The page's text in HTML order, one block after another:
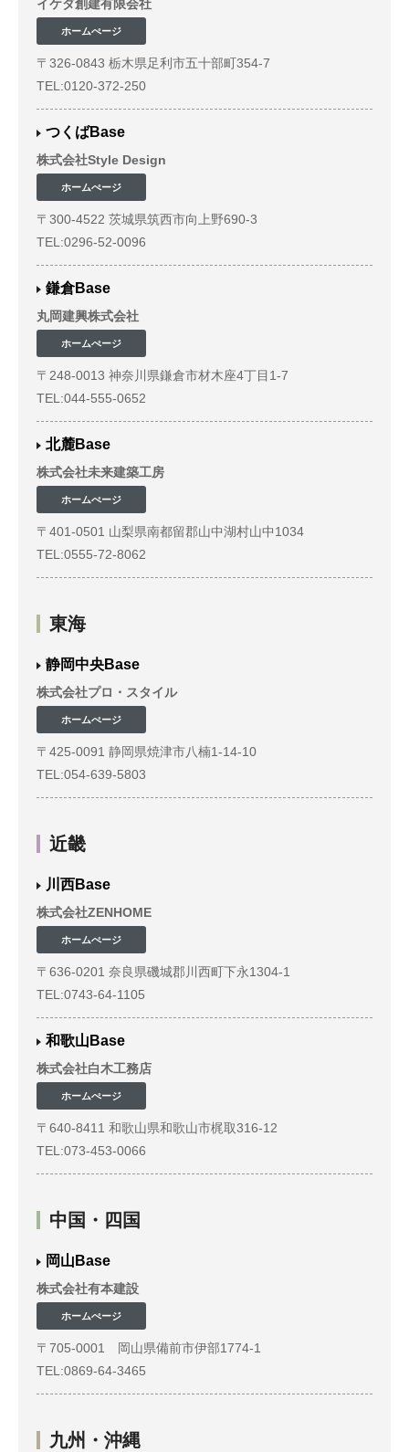
イケダ創建有限会社
ホームぺージ
〒326-0843 栃木県足利市五十部町354-7
TEL:0120-372-250
つくばBase
株式会社Style Design
ホームぺージ
〒300-4522 茨城県筑西市向上野690-3
TEL:0296-52-0096
鎌倉Base
丸岡建興株式会社
ホームぺージ
〒248-0013 神奈川県鎌倉市材木座4丁目1-7
TEL:044-555-0652
北麓Base
株式会社未来建築工房
ホームぺージ
〒401-0501 山梨県南都留郡山中湖村山中1034
TEL:0555-72-8062
東海
静岡中央Base
株式会社プロ・スタイル
ホームぺージ
〒425-0091 静岡県焼津市八楠1-14-10
TEL:054-639-5803
近畿
川西Base
株式会社ZENHOME
ホームぺージ
〒636-0201 奈良県磯城郡川西町下永1304-1
TEL:0743-64-1105
和歌山Base
株式会社白木工務店
ホームぺージ
〒640-8411 和歌山県和歌山市梶取316-12
TEL:073-453-0066
中国・四国
岡山Base
株式会社有本建設
ホームぺージ
〒705-0001 岡山県備前市伊部1774-1
TEL:0869-64-3465
九州・沖縄